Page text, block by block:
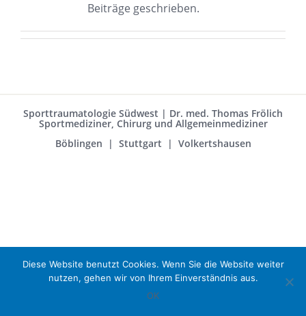
Beiträge geschrieben.
Sporttraumatologie Südwest | Dr. med. Thomas Frölich
Sportmediziner, Chirurg und Allgemeinmediziner
Böblingen | Stuttgart | Volkertshausen
Diese Website benutzt Cookies. Wenn Sie die Website weiter
nutzen, gehen wir von Ihrem Einverständnis aus.
OK